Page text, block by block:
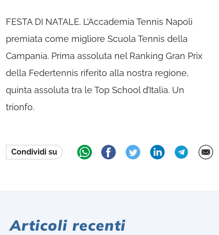
FESTA DI NATALE. L’Accademia Tennis Napoli
premiata come migliore Scuola Tennis della
Campania. Prima assoluta nel Ranking Gran Prix
della Federtennis riferito alla nostra regione,
quinta assoluta tra le Top School d’Italia. Un
trionfo.
Condividi su
Articoli recenti